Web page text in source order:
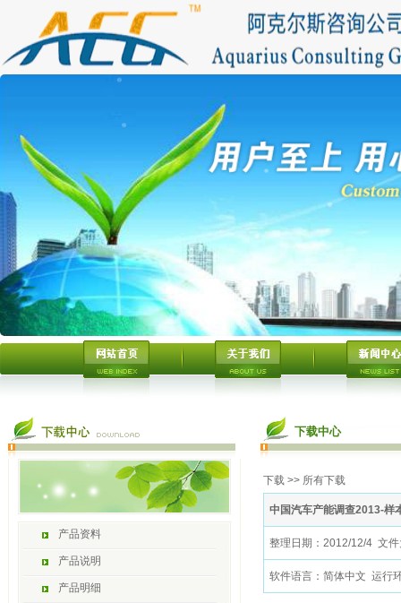
产品资料
产品说明
产品明细
下载中心
下载>> 所有下载
中国汽车产能调查2013-样
整理日期：2012/12/4 文
软件语言：简体中文 运行